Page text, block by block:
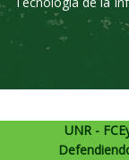
UNR -